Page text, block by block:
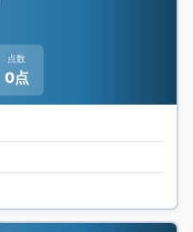
点数
0点